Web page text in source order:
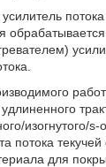
изогнутого/s-
потока
для